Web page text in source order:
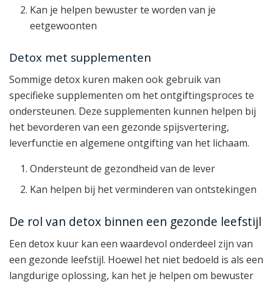
Kan je helpen bewuster te worden van je
eetgewoonten
Detox met supplementen
Sommige detox kuren maken ook gebruik van
specifieke supplementen om het ontgiftingsproces te
ondersteunen. Deze supplementen kunnen helpen bij
het bevorderen van een gezonde spijsvertering,
leverfunctie en algemene ontgifting van het lichaam.
Ondersteunt de gezondheid van de lever
Kan helpen bij het verminderen van ontstekingen
De rol van detox binnen een gezonde leefstijl
Een detox kuur kan een waardevol onderdeel zijn van
een gezonde leefstijl. Hoewel het niet bedoeld is als een
langdurige oplossing, kan het je helpen om bewuster